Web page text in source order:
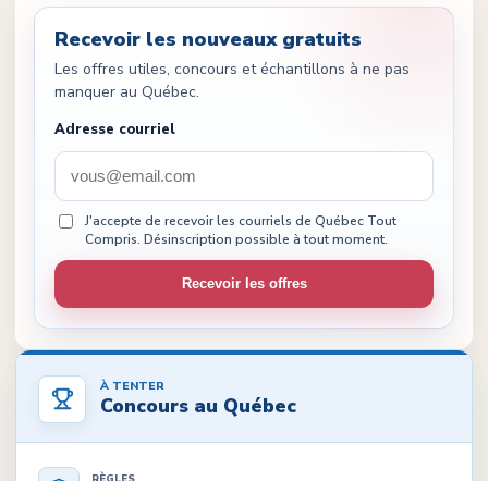
Recevoir les nouveaux gratuits
Les offres utiles, concours et échantillons à ne pas
manquer au Québec.
Adresse courriel
J'accepte de recevoir les courriels de Québec Tout
Compris. Désinscription possible à tout moment.
Recevoir les offres
À TENTER
Concours au Québec
RÈGLES